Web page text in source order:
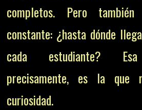
completos. Pero
constante: ¿hasta dónde
cada estudiante? Esa
precisamente, es la que
curiosidad.